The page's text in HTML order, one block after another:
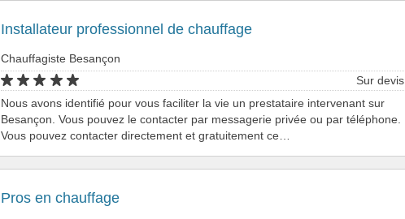
Installateur professionnel de chauffage
Chauffagiste Besançon
Sur devis
Nous avons identifié pour vous faciliter la vie un prestataire intervenant sur
Besançon. Vous pouvez le contacter par messagerie privée ou par téléphone.
Vous pouvez contacter directement et gratuitement ce…
Pros en chauffage